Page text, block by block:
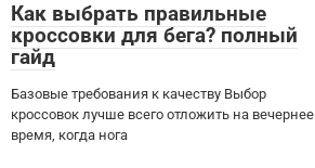
Как выбрать правильные
кроссовки для бега? полный
гайд
Базовые требования к качеству Выбор
кроссовок лучше всего отложить на вечернее
время, когда нога